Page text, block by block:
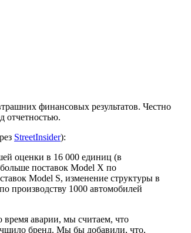
финансовых результатов. Честно
отчетностью.
StreetInsider):
оценки в 16 000 единиц (в
поставок Model X по
Model S, изменение структуры в
производству 1000 автомобилей
время аварии, мы считаем, что
бренд. Мы бы добавили, что,